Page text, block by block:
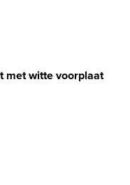
met witte voorplaat